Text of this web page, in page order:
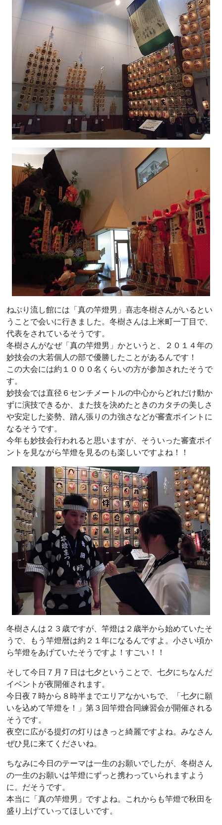
ねぶり流し館には「真の竿燈男」喜志冬樹さんがいるとい
うことで会いに行きました。冬樹さんは上米町一丁目で、
代表をされているそうです。
冬樹さんがなぜ「真の竿燈男」かというと、２０１４年の
妙技会の大若個人の部で優勝したことがあるんです！
この大会には約１０００名くらいの方が参加されたそうで
す。
妙技会では直径６センチメートルの中心からどれだけ動か
ずに演技できるか、また技を決めたときのカタチの美しさ
や安定した姿勢、踏ん張りの力強さなどが審査ポイントに
なるそうです。
今年も妙技会行われると思いますが、そういった審査ポイ
ントを見ながら竿燈を見るのも楽しいですよね！！
冬樹さんは２３歳ですが、竿燈は２歳半から始めていたそ
うで、もう竿燈暦は約２１年になるんですよ。小さい頃か
ら竿燈をあげていたそうですよ！すごい！！
そして今日７月７日は七夕ということで、七夕にちなんだ
イベントが夜開催されます。
今日夜７時から８時半までエリアなかいちで、「七夕に願
いを込めて竿燈を！」第３回竿燈合同練習会が開催される
そうです。
夜空に広がる提灯の灯りはきっと綺麗ですよね。みなさん
ぜひ見に来てくださいね。
ちなみに今日のテーマは一生のお願いでしたが、冬樹さん
の一生のお願いは竿燈にずっと携わっていられますよう
に。だそうです。
本当に「真の竿燈男」ですよね。これからも竿燈で秋田を
盛り上げていってほしいです。